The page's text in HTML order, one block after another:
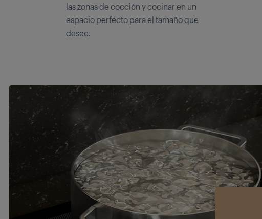
las zonas de cocción y cocinar en un
espacio perfecto para el tamaño que
desee.